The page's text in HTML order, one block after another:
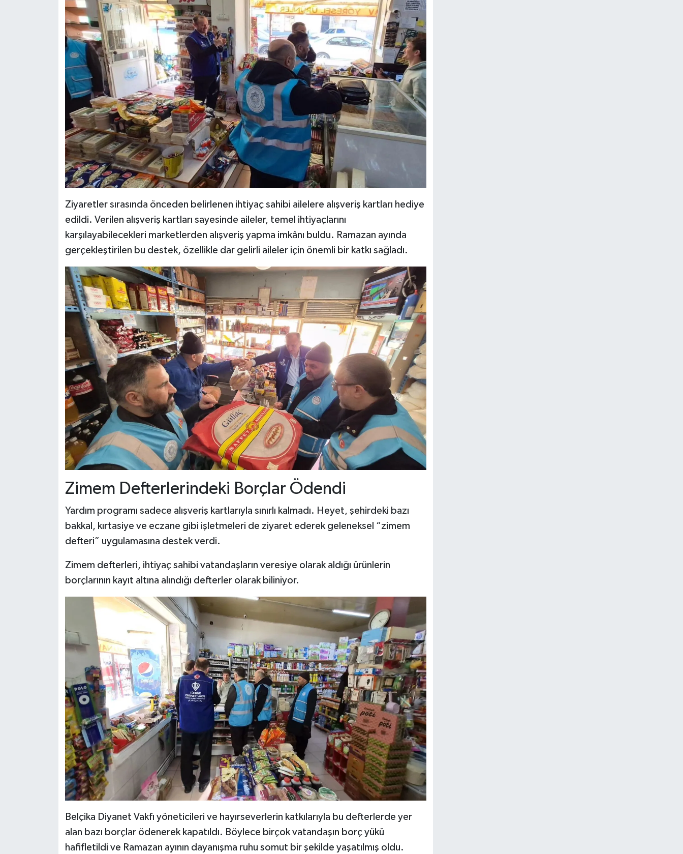
Ziyaretler sırasında önceden belirlenen ihtiyaç sahibi ailelere alışveriş kartları hediye
edildi. Verilen alışveriş kartları sayesinde aileler, temel ihtiyaçlarını
karşılayabilecekleri marketlerden alışveriş yapma imkânı buldu. Ramazan ayında
gerçekleştirilen bu destek, özellikle dar gelirli aileler için önemli bir katkı sağladı.
Zimem Defterlerindeki Borçlar Ödendi
Yardım programı sadece alışveriş kartlarıyla sınırlı kalmadı. Heyet, şehirdeki bazı
bakkal, kırtasiye ve eczane gibi işletmeleri de ziyaret ederek geleneksel “zimem
defteri” uygulamasına destek verdi.
Zimem defterleri, ihtiyaç sahibi vatandaşların veresiye olarak aldığı ürünlerin
borçlarının kayıt altına alındığı defterler olarak biliniyor.
Belçika Diyanet Vakfı yöneticileri ve hayırseverlerin katkılarıyla bu defterlerde yer
alan bazı borçlar ödenerek kapatıldı. Böylece birçok vatandaşın borç yükü
hafifletildi ve Ramazan ayının dayanışma ruhu somut bir şekilde yaşatılmış oldu.